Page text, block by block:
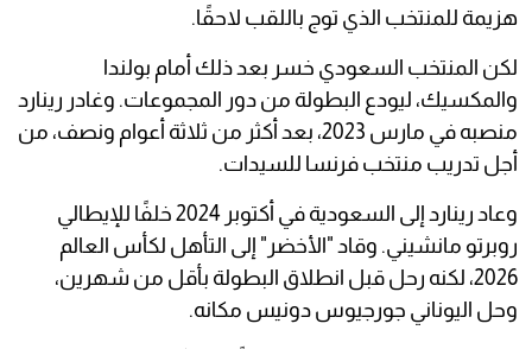
هزيمة للمنتخب الذي توج باللقب لاحقًا.
لكن المنتخب السعودي خسر بعد ذلك أمام بولندا
والمكسيك، ليودع البطولة من دور المجموعات. وغادر رينارد
منصبه في مارس 2023، بعد أكثر من ثلاثة أعوام ونصف، من
أجل تدريب منتخب فرنسا للسيدات.
وعاد رينارد إلى السعودية في أكتوبر 2024 خلفًا للإيطالي
روبرتو مانشيني. وقاد "الأخضر" إلى التأهل لكأس العالم
2026، لكنه رحل قبل انطلاق البطولة بأقل من شهرين،
وحل اليوناني جورجيوس دونيس مكانه.